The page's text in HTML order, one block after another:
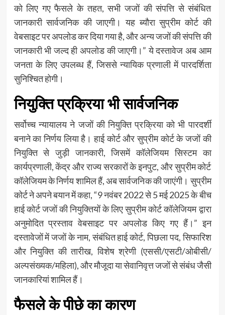
को लिए गए फैसले के तहत, सभी जजों की संपत्ति से संबंधित
जानकारी सार्वजनिक की जाएगी। यह ब्यौरा सुप्रीम कोर्ट की
वेबसाइट पर अपलोड कर दिया गया है, और अन्य जजों की संपत्ति की
जानकारी भी जल्द ही अपलोड की जाएगी।” ये दस्तावेज अब आम
जनता के लिए उपलब्ध हैं, जिससे न्यायिक प्रणाली में पारदर्शिता
सुनिश्चित होगी।
नियुक्ति प्रक्रिया भी सार्वजनिक
सर्वोच्च न्यायालय ने जजों की नियुक्ति प्रक्रिया को भी पारदर्शी
बनाने का निर्णय लिया है। हाई कोर्ट और सुप्रीम कोर्ट के जजों की
नियुक्ति से जुड़ी जानकारी, जिसमें कॉलेजियम सिस्टम का
कार्यप्रणाली, केंद्र और राज्य सरकारों के इनपुट, और सुप्रीम कोर्ट
कॉलेजियम के निर्णय शामिल हैं, अब सार्वजनिक की जाएंगी। सुप्रीम
कोर्ट ने अपने बयान में कहा, “9 नवंबर 2022 से 5 मई 2025 के बीच
हाई कोर्ट जजों की नियुक्तियों के लिए सुप्रीम कोर्ट कॉलेजियम द्वारा
अनुमोदित प्रस्ताव वेबसाइट पर अपलोड किए गए हैं।” इन
दस्तावेजों में जजों के नाम, संबंधित हाई कोर्ट, पिछला पद, सिफारिश
और नियुक्ति की तारीख, विशेष श्रेणी (एससी/एसटी/ओबीसी/
अल्पसंख्यक/महिला), और मौजूदा या सेवानिवृत्त जजों से संबंध जैसी
जानकारियां शामिल हैं।
फैसले के पीछे का कारण